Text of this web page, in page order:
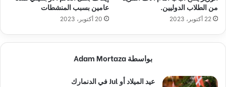
من الطلاب الدوليين.
22 أكتوبر، 2023
عامين بسبب المنشطات
20 أكتوبر، 2023
بواسطة Adam Mortaza
عيد الميلاد أو Jul في الدنمارك